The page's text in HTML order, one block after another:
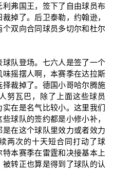
弗国王，签下了自由球员布
掉了。后卫泰勒，约翰逊，
双向合同球员多切尔和杜尔
队登场。七六人是签了一个
摇摆人啊，本赛季在达拉斯
裁掉了。德国小哥哈尔腾施
努瓦巴，除了上面这些球员
在是名气比较小。这里我们
球队的签约都是小修小补，
在这个球队里效力或者效力
两次的十天短合同打动了球
本赛季在雷霆和决接基本上
转正也算是得到了球队的认